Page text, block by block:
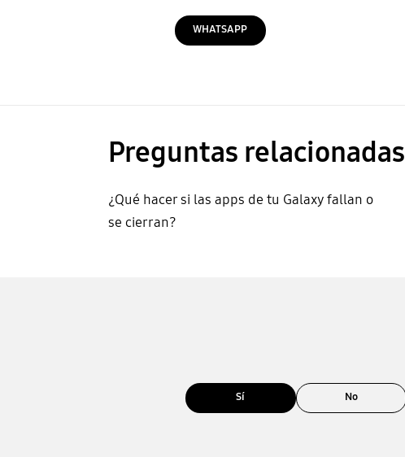
WHATSAPP
Preguntas relacionadas
¿Qué hacer si las apps de tu Galaxy fallan o
se cierran?
Sí No